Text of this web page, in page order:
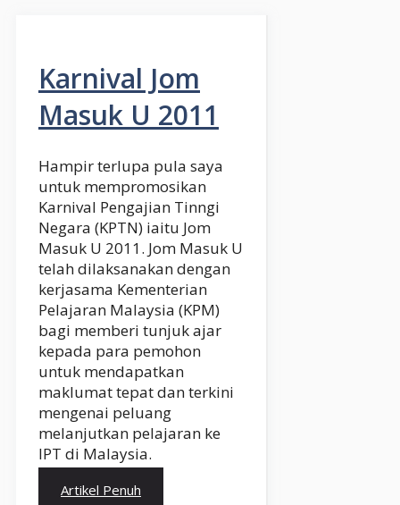
Karnival Jom
Masuk U 2011
Hampir terlupa pula saya
untuk mempromosikan
Karnival Pengajian Tinngi
Negara (KPTN) iaitu Jom
Masuk U 2011. Jom Masuk U
telah dilaksanakan dengan
kerjasama Kementerian
Pelajaran Malaysia (KPM)
bagi memberi tunjuk ajar
kepada para pemohon
untuk mendapatkan
maklumat tepat dan terkini
mengenai peluang
melanjutkan pelajaran ke
IPT di Malaysia.
Artikel Penuh